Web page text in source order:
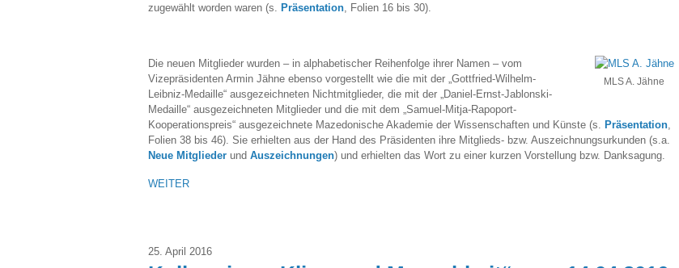
zugewählt worden waren (s. Präsentation, Folien 16 bis 30).
MLS A. Jähne
Die neuen Mitglieder wurden – in alphabetischer Reihenfolge ihrer Namen – vom
Vizepräsidenten Armin Jähne ebenso vorgestellt wie die mit der „Gottfried-Wilhelm-
Leibniz-Medaille“ ausgezeichneten Nichtmitglieder, die mit der „Daniel-Ernst-Jablonski-
Medaille“ ausgezeichneten Mitglieder und die mit dem „Samuel-Mitja-Rapoport-
Kooperationspreis“ ausgezeichnete Mazedonische Akademie der Wissenschaften und Künste (s. Präsentation,
Folien 38 bis 46). Sie erhielten aus der Hand des Präsidenten ihre Mitglieds- bzw. Auszeichnungsurkunden (s.a.
Neue Mitglieder und Auszeichnungen) und erhielten das Wort zu einer kurzen Vorstellung bzw. Danksagung.
WEITER
25. April 2016